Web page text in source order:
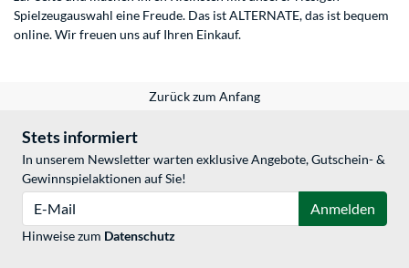
Spielzeugauswahl eine Freude. Das ist ALTERNATE, das ist bequem
online. Wir freuen uns auf Ihren Einkauf.
Zurück zum Anfang
Stets informiert
In unserem Newsletter warten exklusive Angebote, Gutschein- &
Gewinnspielaktionen auf Sie!
Anmelden
Hinweise zum Datenschutz